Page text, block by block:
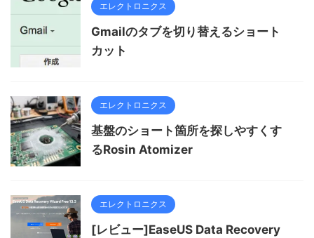
エレクトロニクス
Gmailのタブを切り替えるショート
カット
エレクトロニクス
基盤のショート箇所を探しやすくす
るRosin Atomizer
エレクトロニクス
[レビュー]EaseUS Data Recovery